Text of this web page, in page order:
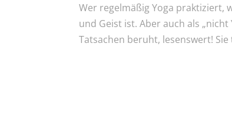
Wer regelmäßig Yoga praktiziert,
und Geist ist. Aber auch als
Tatsachen beruht, lesenswert!